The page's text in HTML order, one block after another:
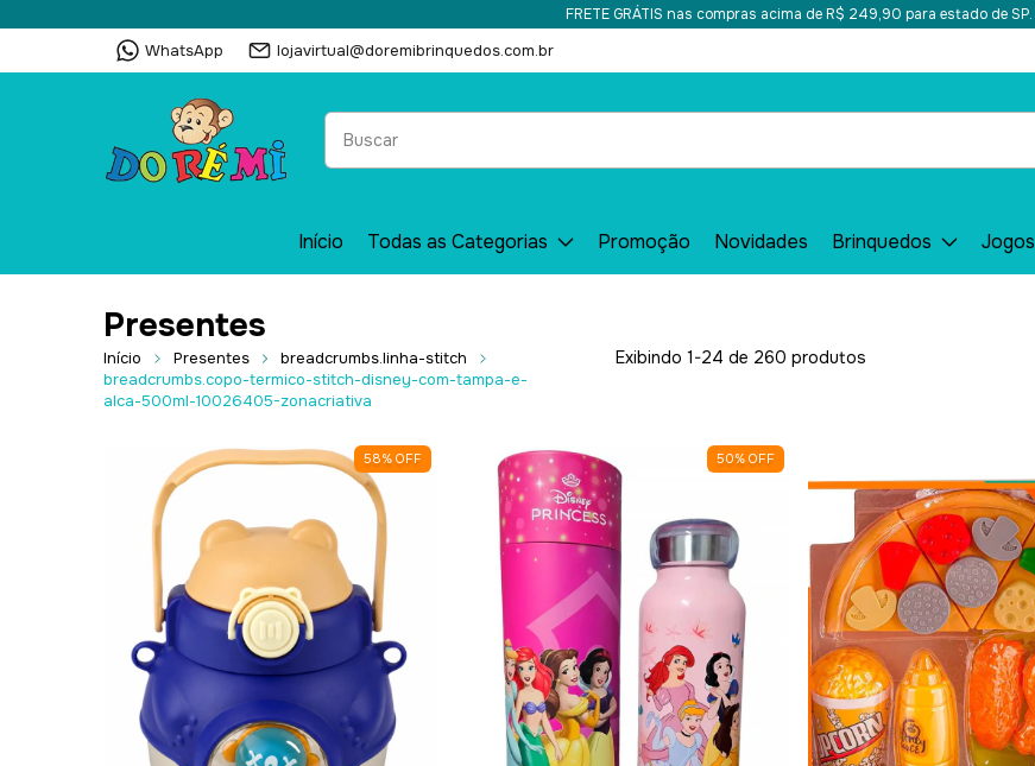
FRETE GRÁTIS nas compras acima de R$ 249,90 para estado de SP.
WhatsApp lojavirtual@doremibrinquedos.com.br
Início Todas as Categorias Promoção Novidades Brinquedos Jogos
Presentes
Início Presentes
breadcrumbs.linha-stitch
breadcrumbs.copo-termico-stitch-disney-com-tampa-e-
alca-500ml-10026405-zonacriativa
Exibindo 1-24 de 260 produtos
58%OFF 50% OFF